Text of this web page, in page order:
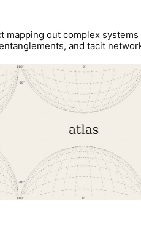
mapping out complex systems
and tacit